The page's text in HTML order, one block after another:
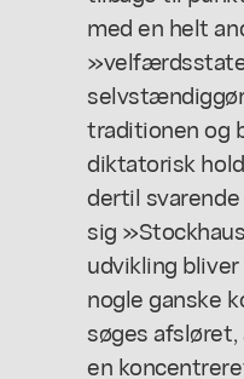
med en helt
traditionen og
diktatorisk
dertil
sig
udvikling
nogle ganske
søges
en